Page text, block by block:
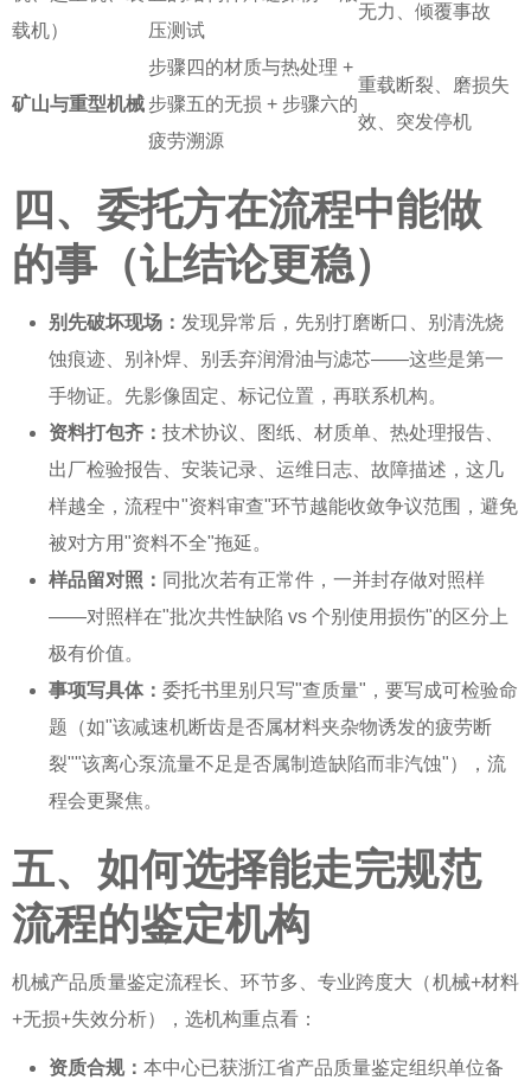
载机）
压测试
无力、倾覆事故
矿山与重型机械
步骤四的材质与热处理 +
步骤五的无损 + 步骤六的
疲劳溯源
重载断裂、磨损失
效、突发停机
四、委托方在流程中能做
的事（让结论更稳）
别先破坏现场： 发现异常后，先别打磨断口、别清洗烧
蚀痕迹、别补焊、别丢弃润滑油与滤芯——这些是第一
手物证。先影像固定、标记位置，再联系机构。
资料打包齐：技术协议、图纸、材质单、热处理报告、
出厂检验报告、安装记录、运维日志、故障描述，这几
样越全，流程中"资料审查"环节越能收敛争议范围，避免
被对方用"资料不全"拖延。
样品留对照： 同批次若有正常件，一并封存做对照样
——对照样在"批次共性缺陷 vs 个别使用损伤"的区分上
极有价值。
事项写具体：委托书里别只写"查质量"，要写成可检验命
题（如"该减速机断齿是否属材料夹杂物诱发的疲劳断
裂""该离心泵流量不足是否属制造缺陷而非汽蚀"），流
程会更聚焦。
五、如何选择能走完规范
流程的鉴定机构
机械产品质量鉴定流程长、环节多、专业跨度大（机械+材料
+无损+失效分析），选机构重点看：
资质合规：本中心已获浙江省产品质量鉴定组织单位备